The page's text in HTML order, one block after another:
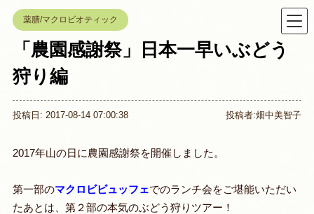
薬膳/マクロビオティック
「農園感謝祭」日本一早いぶどう
狩り編
投稿日: 2017-08-14 07:00:38 投稿者:畑中美智子
2017年山の日に農園感謝祭を開催しました。
第一部のマクロビビュッフェでのランチ会をご堪能いただい
たあとは、第２部の本気のぶどう狩りツアー！